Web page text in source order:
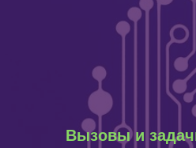
Вызовы и